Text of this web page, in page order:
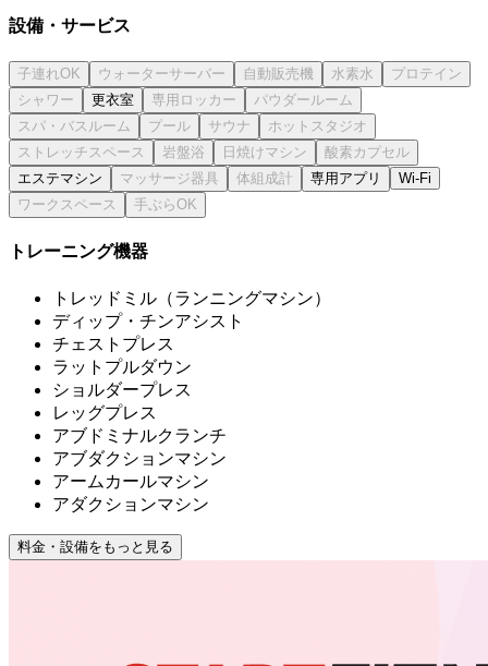
設備・サービス
更衣室
エステマシン 専用アプリ Wi-Fi
トレーニング機器
トレッドミル（ランニングマシン）
ディップ・チンアシスト
チェストプレス
ラットプルダウン
ショルダープレス
レッグプレス
アブドミナルクランチ
アブダクションマシン
アームカールマシン
アダクションマシン
料金・設備をもっと見る